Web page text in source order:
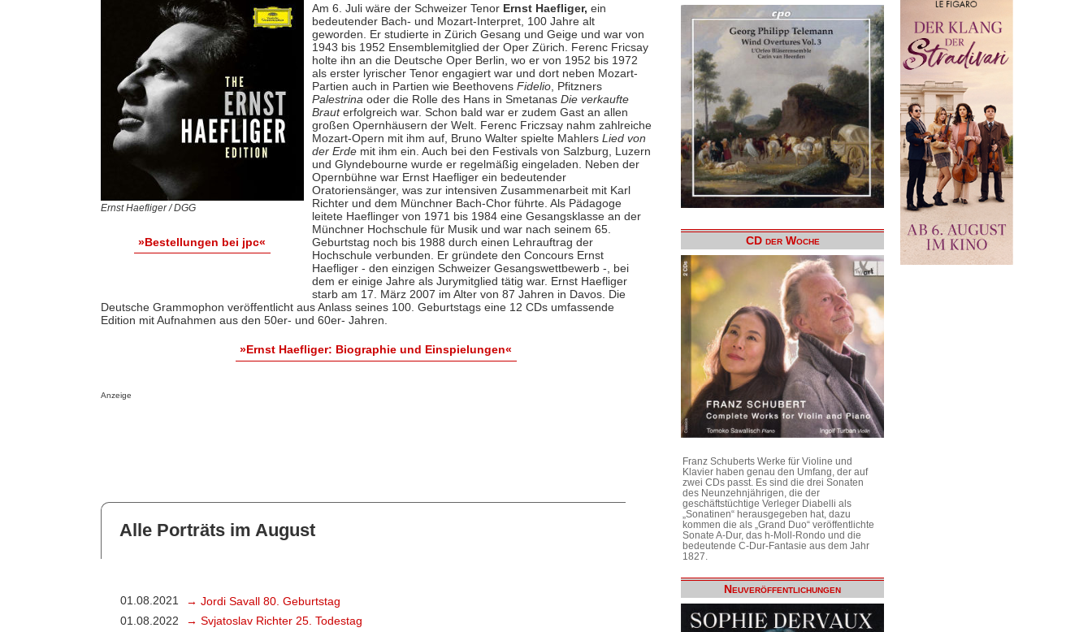
Ernst Haefliger / DGG
»Bestellungen bei jpc«
Am 6. Juli wäre der Schweizer Tenor Ernst Haefliger, ein
bedeutender Bach- und Mozart-Interpret, 100 Jahre alt
geworden. Er studierte in Zürich Gesang und Geige und war von
1943 bis 1952 Ensemblemitglied der Oper Zürich. Ferenc Fricsay
holte ihn an die Deutsche Oper Berlin, wo er von 1952 bis 1972
als erster lyrischer Tenor engagiert war und dort neben Mozart-
Partien auch in Partien wie Beethovens Fidelio, Pfitzners
Palestrina oder die Rolle des Hans in Smetanas Die verkaufte
Brauterfolgreich war. Schon bald war er zudem Gast an allen
großen Opernhäusern der Welt. Ferenc Friczsay nahm zahlreiche
Mozart-Opern mit ihm auf, Bruno Walter spielte Mahlers Lied von
der Erdemit ihm ein. Auch bei den Festivals von Salzburg, Luzern
und Glyndebourne wurde er regelmäßig eingeladen. Neben der
Opernbühne war Ernst Haefliger ein bedeutender
Oratoriensänger, was zur intensiven Zusammenarbeit mit Karl
Richter und dem Münchner Bach-Chor führte. Als Pädagoge
leitete Haeflinger von 1971 bis 1984 eine Gesangsklasse an der
Münchner Hochschule für Musik und war nach seinem 65.
Geburtstag noch bis 1988 durch einen Lehrauftrag der
Hochschule verbunden. Er gründete den Concours Ernst
Haefliger - den einzigen Schweizer Gesangswettbewerb -, bei
dem er einige Jahre als Jurymitglied tätig war. Ernst Haefliger
starb am 17. März 2007 im Alter von 87 Jahren in Davos. Die
Deutsche Grammophon veröffentlicht aus Anlass seines 100. Geburtstags eine 12 CDs umfassende
Edition mit Aufnahmen aus den 50er- und 60er- Jahren.
»Ernst Haefliger: Biographie und Einspielungen«
Anzeige
Alle Porträts im August
01.08.2021
→ Jordi Savall 80. Geburtstag
01.08.2022
→ Svjatoslav Richter 25. Todestag
CD der Woche
Franz Schuberts Werke für Violine und
Klavier haben genau den Umfang, der auf
zwei CDs passt. Es sind die drei Sonaten
des Neunzehnjährigen, die der
geschäftstüchtige Verleger Diabelli als
„Sonatinen“ herausgegeben hat, dazu
kommen die als „Grand Duo“ veröffentlichte
Sonate A-Dur, das h-Moll-Rondo und die
bedeutende C-Dur-Fantasie aus dem Jahr
1827.
Neuveröffentlichungen